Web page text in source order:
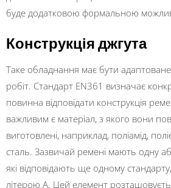
буде додатковою формальною
Конструкція джгута
Таке обладнання має бути
робіт. Стандарт EN361 визначає
повинна відповідати конструкція
важливим є матеріал, з якого вони
виготовлені, наприклад, поліамід,
сталь. Зазвичай ремені мають одну
які відповідають ще одному
літерою А. Цей елемент